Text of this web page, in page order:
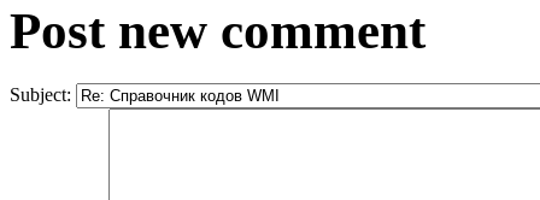
Post new comment
Subject: